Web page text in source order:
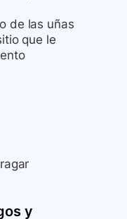
de las uñas
que le
y